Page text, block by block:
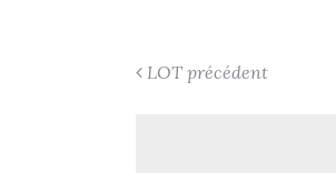
LOT précédent